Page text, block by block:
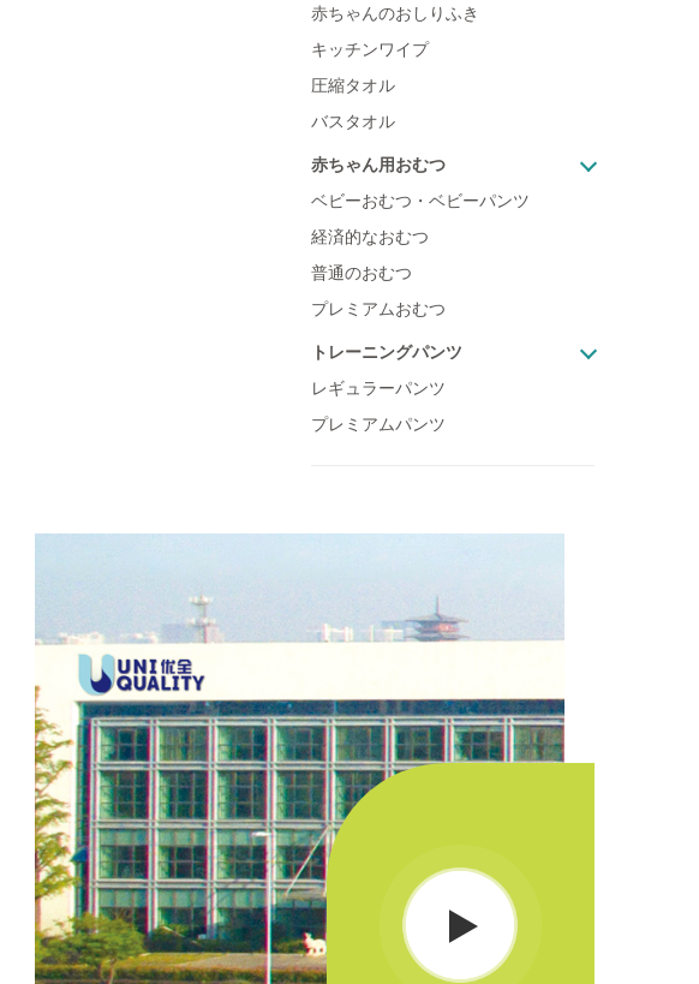
赤ちゃんのおしりふき
キッチンワイプ
圧縮タオル
バスタオル
赤ちゃん用おむつ
ベビーおむつ・ベビーパンツ
経済的なおむつ
普通のおむつ
プレミアムおむつ
トレーニングパンツ
レギュラーパンツ
プレミアムパンツ